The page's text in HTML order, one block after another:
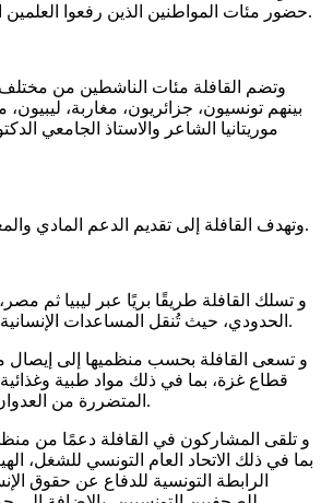
حضور مئات المواطنين الذين رفعوا العلمين الفلسطيني والتونسي.
وتضم القافلة مئات الناشطين من مختلف
بينهم تونسيون، جزائريون، مغاربة،
موريتانيا الشاعر والاستاذ الجامعي
وتهدف القافلة إلى تقديم الدعم المادي والمعنوي لأبناء قطاع غزة.
و تسلك القافلة طريقًا بريًا عبر ليبيا ثم
الحدودي، حيث تُنقل المساعدات الإنسانية إلى القطاع المحاصر.
و تسعى القافلة بحسب منظميها إلى إيصال
قطاع غزة، بما في ذلك مواد طبية
المتضررة من العدوان الإسرائيلي المستمر.
و تلقى المشاركون في القافلة دعمًا من
بما في ذلك الاتحاد العام التونسي للشغل،
الرابطة التونسية للدفاع عن حقوق